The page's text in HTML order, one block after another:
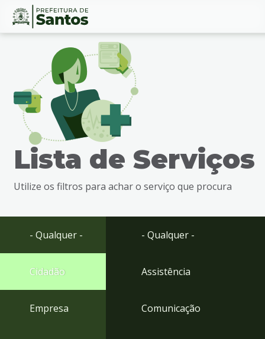
Ir
busca
Ir
rodapé
Conteúdo
Lista de Serviços
Utilize os filtros para achar o serviço que procura
- Qualquer -
Cidadão
Empresa
- Qualquer -
Assistência
Comunicação